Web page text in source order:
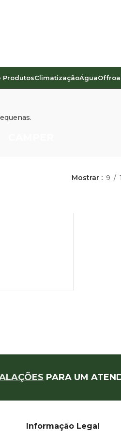
ProdutosClimatizaçãoÁgua
Mostrar 9
PARA UM
Informação Legal